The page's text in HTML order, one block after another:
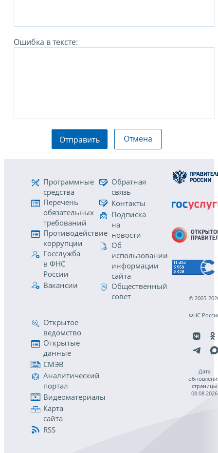
Ошибка в тексте:
Отправить Отмена
Программные
средства
Перечень
обязательных
требований
Противодействие
коррупции
Госслужба
в ФНС
России
Вакансии
Обратная
связь
Контакты
Подписка
на
новости
Об
использовании
информации
сайта
Общественный
совет
Открытое
ведомство
Открытые
данные
СМЭВ
Аналитический
портал
Видеоматериалы
Карта
сайта
RSS
© 2005-
ФНС
Дата
страницы
08.08.2026